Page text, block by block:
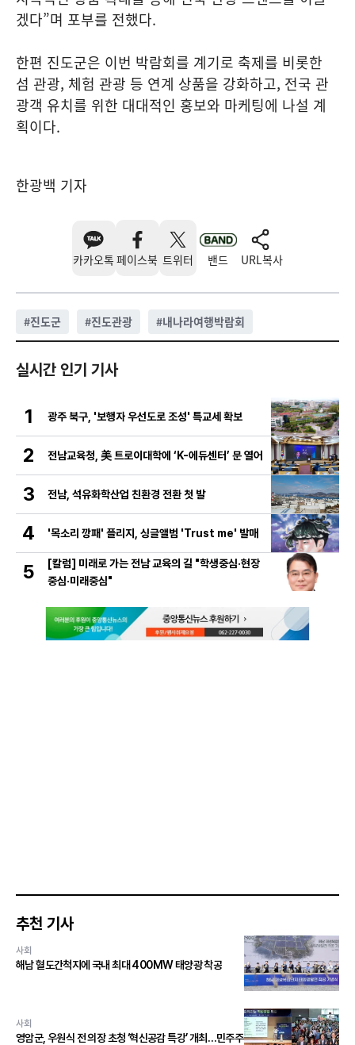
겠다”며 포부를 전했다.
한편 진도군은 이번 박람회를 계기로 축제를 비롯한
섬 관광, 체험 관광 등 연계 상품을 강화하고, 전국 관
광객 유치를 위한 대대적인 홍보와 마케팅에 나설 계
획이다.
한광백 기자
카카오톡 페이스북 트위터 밴드 URL복사
#진도군 #진도관광 #내나라여행박람회
실시간 인기 기사
1 광주 북구, '보행자 우선도로 조성' 특교세 확보
2 전남교육청, 美 트로이대학에 ‘K-에듀센터’ 문 열어
3 전남, 석유화학산업 친환경 전환 첫 발
4 '목소리 깡패' 플리지, 싱글앨범 'Trust me' 발매
5
[칼럼] 미래로 가는 전남 교육의 길 "학생중심·현장
중심·미래중심"
추천 기사
사회
해남 혈도간척지에 국내 최대 400MW 태양광 착공
사회
영암군, 우원식 전 의장 초청 ‘혁신공감 특강’ 개최…민주주